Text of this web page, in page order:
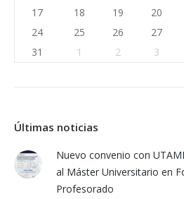
17
18 19 20
24
25 26 27
31
1 2 3
Últimas noticias
Nuevo convenio con
al Máster Universitario en
Profesorado